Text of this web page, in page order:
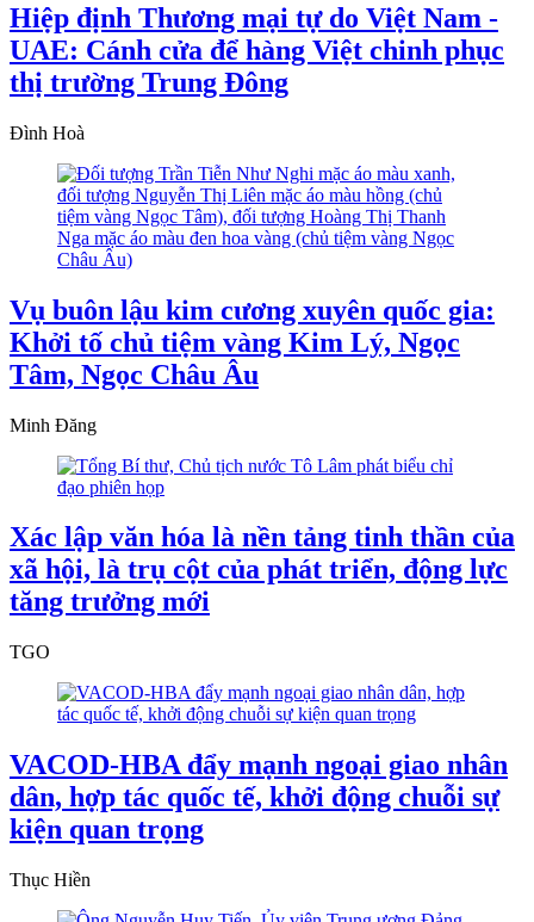
Hiệp định Thương mại tự do Việt Nam -
UAE: Cánh cửa để hàng Việt chinh phục
thị trường Trung Đông
Đình Hoà
Vụ buôn lậu kim cương xuyên quốc gia:
Khởi tố chủ tiệm vàng Kim Lý, Ngọc
Tâm, Ngọc Châu Âu
Minh Đăng
Xác lập văn hóa là nền tảng tinh thần của
xã hội, là trụ cột của phát triển, động lực
tăng trưởng mới
TGO
VACOD-HBA đẩy mạnh ngoại giao nhân
dân, hợp tác quốc tế, khởi động chuỗi sự
kiện quan trọng
Thục Hiền